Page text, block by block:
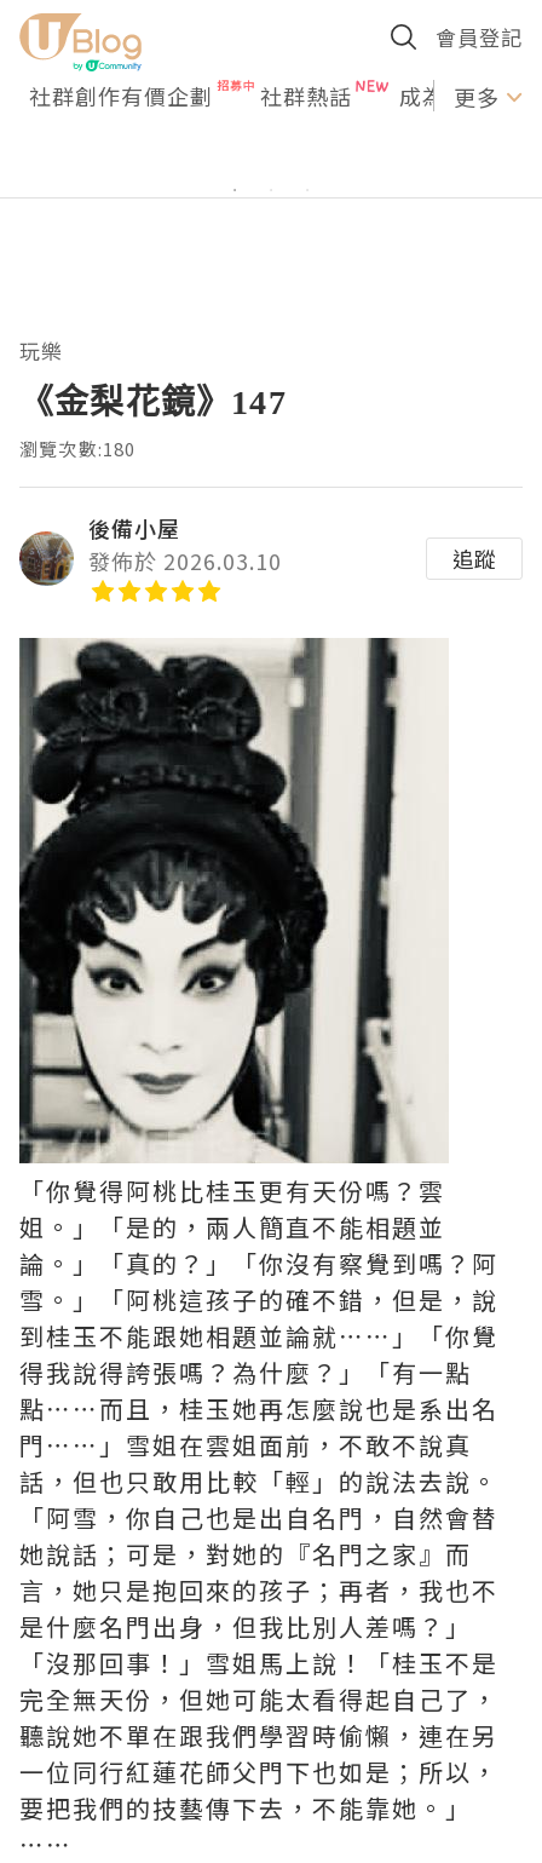
會員登記
社群創作有價企劃 社群熱話 成為U更多
玩樂
《金梨花鏡》147
瀏覽次數:180
後備小屋
發佈於 2026.03.10
追蹤
「你覺得阿桃比桂玉更有天份嗎？雲
姐。」「是的，兩人簡直不能相題並
論。」「真的？」「你沒有察覺到嗎？阿
雪。」「阿桃這孩子的確不錯，但是，說
到桂玉不能跟她相題並論就⋯⋯」「你覺
得我說得誇張嗎？為什麼？」「有一點
點⋯⋯而且，桂玉她再怎麼說也是系出名
門⋯⋯」雪姐在雲姐面前，不敢不說真
話，但也只敢用比較「輕」的說法去說。
「阿雪，你自己也是出自名門，自然會替
她說話；可是，對她的『名門之家』而
言，她只是抱回來的孩子；再者，我也不
是什麼名門出身，但我比別人差嗎？」
「沒那回事！」雪姐馬上說！「桂玉不是
完全無天份，但她可能太看得起自己了，
聽說她不單在跟我們學習時偷懶，連在另
一位同行紅蓮花師父門下也如是；所以，
要把我們的技藝傳下去，不能靠她。」
⋯⋯